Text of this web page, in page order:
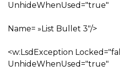
UnhideWhenUsed="true"
Name= »List Bullet 3″/>
<w:LsdException
UnhideWhenUsed="true"